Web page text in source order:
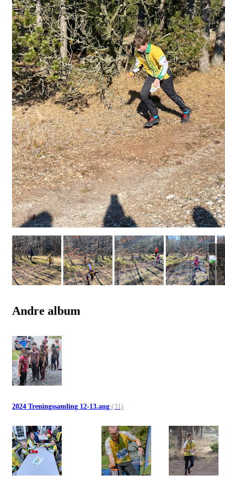
Andre album
2024 Treningssamling 12-13.aug (31)